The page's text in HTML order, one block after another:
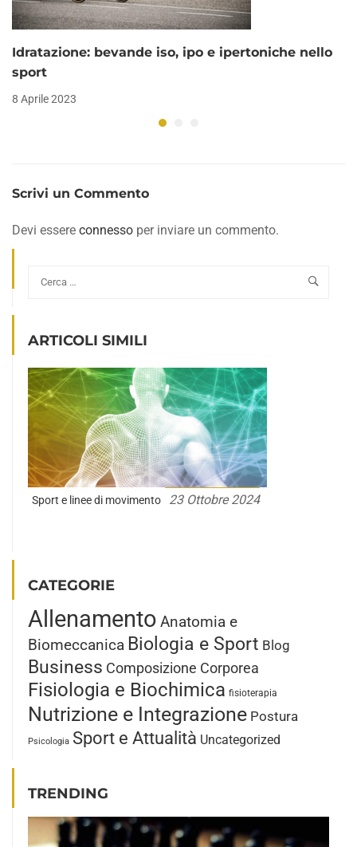
Idratazione: bevande iso, ipo e ipertoniche nello
sport
8 Aprile 2023
Scrivi un Commento
Devi essere connesso per inviare un commento.
ARTICOLI SIMILI
Sport e linee di movimento 23 Ottobre 2024
CATEGORIE
Allenamento Anatomia e
Biomeccanica Biologia e Sport Blog
Business Composizione Corporea
Fisiologia e Biochimica fisioterapia
Nutrizione e Integrazione Postura
Psicologia Sport e Attualità Uncategorized
TRENDING